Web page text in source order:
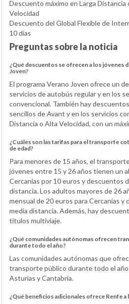
Descuento máximo en Larga Distancia
Velocidad
Descuento del Global Flexible de
10 días
Preguntas sobre la noticia
¿Qué descuentos se ofrecen a los jóvenes
Joven?
El programa Verano Joven ofrece un
servicios de autobús regular y en los
convencional. También hay
sencillos de Avant y en los servicios
Distancia o Alta Velocidad, con un
¿Cuáles son las tarifas para el transporte
de edad?
Para menores de 15 años, el
jóvenes entre 15 y 26 años tienen un
Cercanías por 10 euros y descuentos
distancia. Los adultos mayores de 26
mensual de 20 euros para Cercanías y
media distancia. Además, hay
títulos multiviaje.
¿Qué comunidades autónomas ofrecen
durante todo el año?
Las comunidades autónomas que
transporte público durante todo el año
Asturias y Cantabria.
¿Qué beneficios adicionales ofrece Renfe